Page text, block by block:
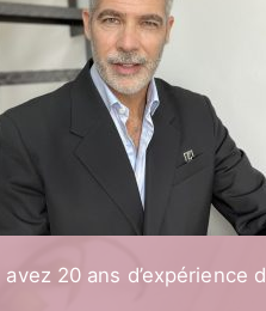
20 ans d’expérience